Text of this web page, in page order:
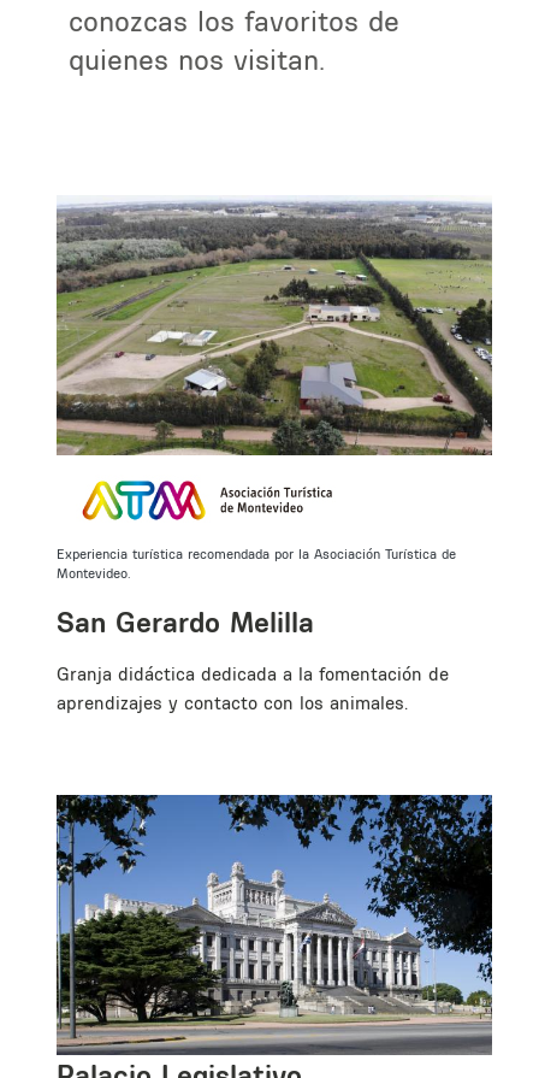
conozcas los favoritos de
quienes nos visitan.
Experiencia turística recomendada por la Asociación Turística de
Montevideo.
San Gerardo Melilla
Granja didáctica dedicada a la fomentación de
aprendizajes y contacto con los animales.